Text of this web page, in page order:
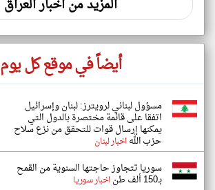
المزيد من اخبار العراق
أيضاً في موقع كل يوم
مسؤول لبناني لرويترز: لبنان وإسرائيل
اتفقا على ‌قائمة مختصرة بالدول التي
يمكنها إرسال قوات للتحقق من نزع سلاح
حزب اللهاخبار لبنان
سوريا تتجاوز حاجتها السنوية من القمح
بـ150 ألف طن اخبار سوريا